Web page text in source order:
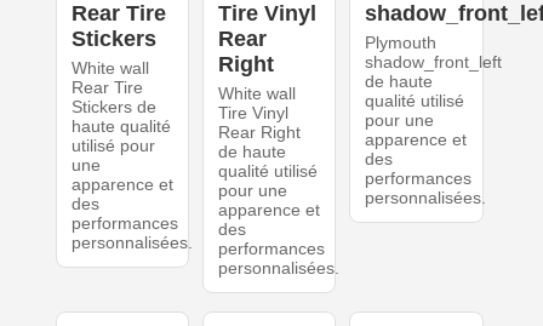
Rear Tire
Stickers
White wall
Rear Tire
Stickers de
haute qualité
utilisé pour
une
apparence et
des
performances
personnalisées.
Tire Vinyl
Rear
Right
White wall
Tire Vinyl
Rear Right
de haute
qualité utilisé
pour une
apparence et
des
performances
personnalisées.
Plymouth
shadow_front_left
de haute
qualité utilisé
pour une
apparence et
des
performances
personnalisées.